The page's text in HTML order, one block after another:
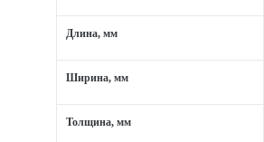
Длина, мм
Ширина, мм
Толщина, мм